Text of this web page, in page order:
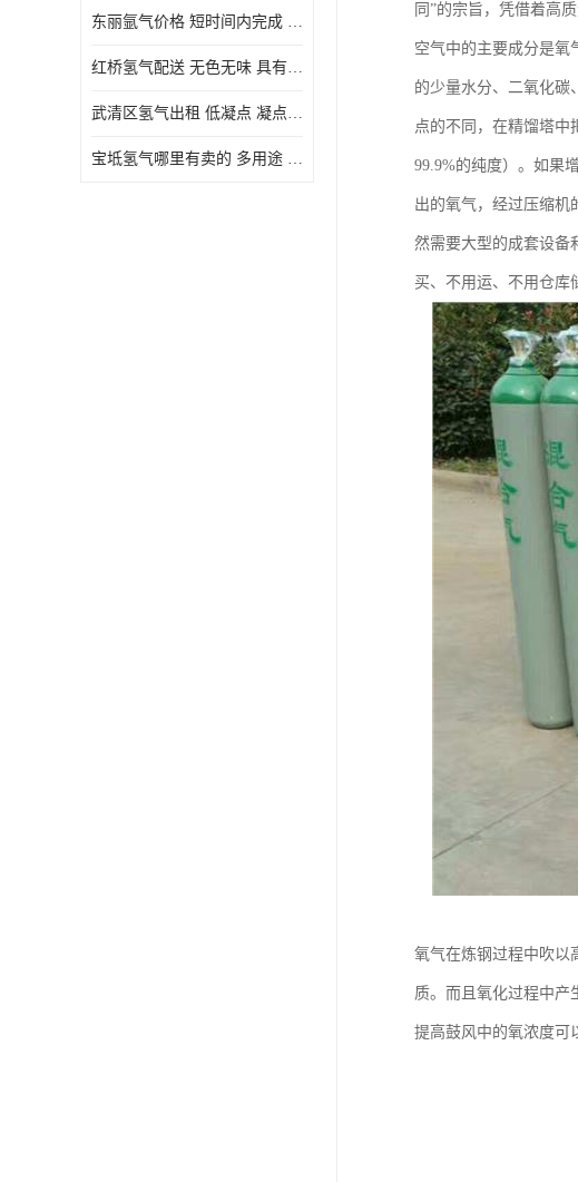
东丽氩气价格 短时间内完成 物流管理优良
红桥氢气配送 无色无味 具有较低的密度
武清区氢气出租 低凝点 凝点为-259
宝坻氢气哪里有卖的 多用途 可以在空气中上升
同”的宗旨，凭借着高
空气中的主要成分是氧
的少量水分、二氧化碳
点的不同，在精馏塔中
99.9%的纯度）。如果
出的氧气，经过压缩机
然需要大型的成套设备
买、不用运、不用仓库
氧气在炼钢过程中吹以
质。而且氧化过程中产
提高鼓风中的氧浓度可